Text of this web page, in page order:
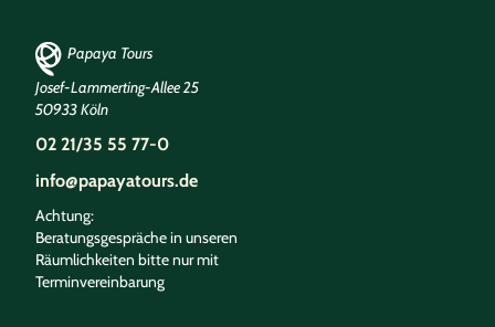
Papaya Tours
Josef-Lammerting-Allee 25
50933 Köln
02 21/35 55 77-0
info@papayatours.de
Achtung:
Beratungsgespräche in unseren
Räumlichkeiten bitte nur mit
Terminvereinbarung